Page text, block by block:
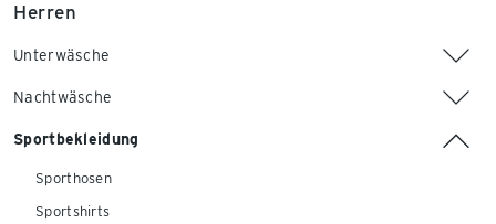
Herren
Unterwäsche
Nachtwäsche
Sportbekleidung
Sporthosen
Sportshirts